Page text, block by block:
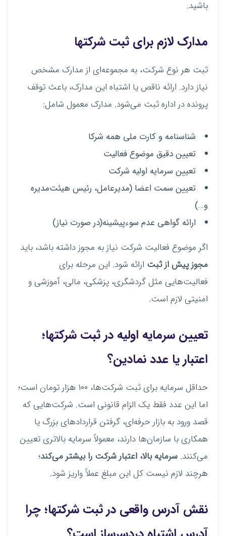
باشید.
مدارک لازم برای ثبت شرکتها
ثبت هر نوع شرکت، به مجموعه‌ای از مدارک مشخص
نیاز دارد. ارائه ناقص یا اشتباه این مدارک، باعث توقف
پرونده در اداره ثبت می‌شود. مدارک معمول شامل:
شناسنامه و کارت ملی همه شرکا
تعیین دقیق موضوع فعالیت
تعیین سرمایه اولیه شرکت
تعیین سمت اعضا (مدیرعامل، رئیس هیئت‌مدیره
و…)
ارائه گواهی عدم سوءپیشینه(در صورت نیاز)
اگر موضوع فعالیت شرکت نیاز به مجوز داشته باشد، باید
مجوز پیش از ثبت ارائه شود. این مرحله برای
فعالیت‌هایی مثل گردشگری، پزشکی، مالی، آموزشی و
امنیتی لازم است.
تعیین سرمایه اولیه در ثبت شرکتها؛
اعتبار یا عدد نمادین؟
حداقل سرمایه برای ثبت شرکت‌ها، ۱۰۰ هزار تومان است؛
اما این عدد فقط یک الزام قانونی است. شرکت‌هایی که
قصد ورود به بازار حرفه‌ای، گرفتن قراردادهای بزرگ یا
همکاری با سازمان‌ها دارند، معمولاً سرمایه بالاتری تعیین
می‌کنند. سرمایه بالا، اعتبار شرکت را بیشتر می‌کند؛
هرچند لازم نیست کل این مبلغ عملاً واریز شود.
نقش آدرس واقعی در ثبت شرکتها؛ چرا